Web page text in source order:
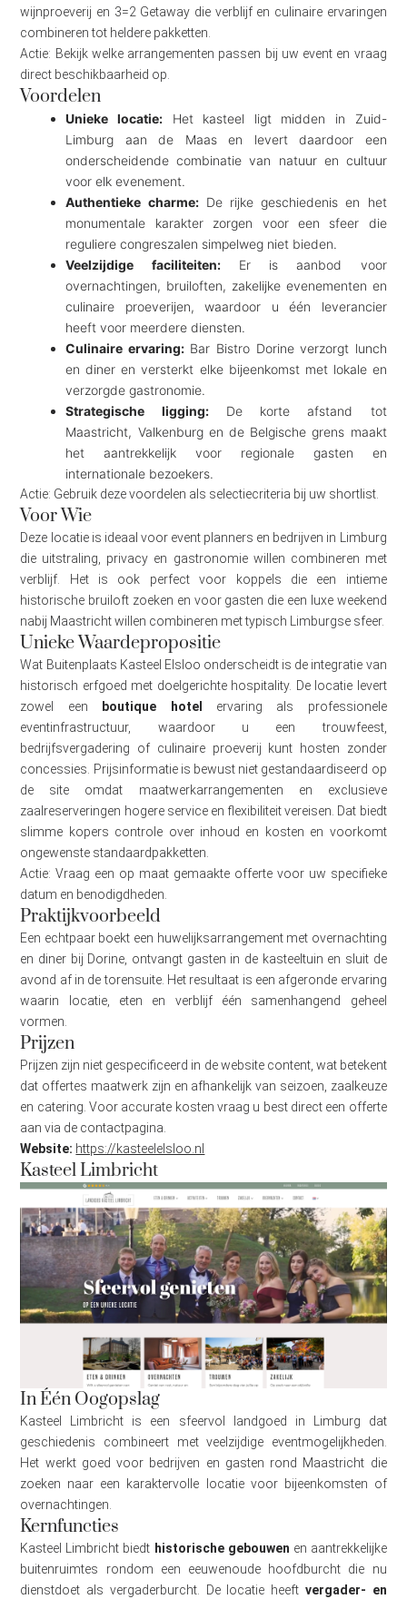
wijnproeverij en 3=2 Getaway die verblijf en culinaire ervaringen
combineren tot heldere pakketten.
Actie: Bekijk welke arrangementen passen bij uw event en vraag
direct beschikbaarheid op.
Voordelen
Unieke locatie: Het kasteel ligt midden in Zuid-
Limburg aan de Maas en levert daardoor een
onderscheidende combinatie van natuur en cultuur
voor elk evenement.
Authentieke charme:De rijke geschiedenis en het
monumentale karakter zorgen voor een sfeer die
reguliere congreszalen simpelweg niet bieden.
Veelzijdige faciliteiten:Er is aanbod voor
overnachtingen, bruiloften, zakelijke evenementen en
culinaire proeverijen, waardoor u één leverancier
heeft voor meerdere diensten.
Culinaire ervaring:Bar Bistro Dorine verzorgt lunch
en diner en versterkt elke bijeenkomst met lokale en
verzorgde gastronomie.
Strategische ligging:De korte afstand tot
Maastricht, Valkenburg en de Belgische grens maakt
het aantrekkelijk voor regionale gasten en
internationale bezoekers.
Actie: Gebruik deze voordelen als selectiecriteria bij uw shortlist.
Voor Wie
Deze locatie is ideaal voor event planners en bedrijven in Limburg
die uitstraling, privacy en gastronomie willen combineren met
verblijf. Het is ook perfect voor koppels die een intieme
historische bruiloft zoeken en voor gasten die een luxe weekend
nabij Maastricht willen combineren met typisch Limburgse sfeer.
Unieke Waardepropositie
Wat Buitenplaats Kasteel Elsloo onderscheidt is de integratie van
historisch erfgoed met doelgerichte hospitality. De locatie levert
zowel een
boutique hotel
ervaring als professionele
eventinfrastructuur, waardoor u een trouwfeest,
bedrijfsvergadering of culinaire proeverij kunt hosten zonder
concessies. Prijsinformatie is bewust niet gestandaardiseerd op
de site omdat maatwerkarrangementen en exclusieve
zaalreserveringen hogere service en flexibiliteit vereisen. Dat biedt
slimme kopers controle over inhoud en kosten en voorkomt
ongewenste standaardpakketten.
Actie: Vraag een op maat gemaakte offerte voor uw specifieke
datum en benodigdheden.
Praktijkvoorbeeld
Een echtpaar boekt een huwelijksarrangement met overnachting
en diner bij Dorine, ontvangt gasten in de kasteeltuin en sluit de
avond af in de torensuite. Het resultaat is een afgeronde ervaring
waarin locatie, eten en verblijf één samenhangend geheel
vormen.
Prijzen
Prijzen zijn niet gespecificeerd in de website content, wat betekent
dat offertes maatwerk zijn en afhankelijk van seizoen, zaalkeuze
en catering. Voor accurate kosten vraag u best direct een offerte
aan via de contactpagina.
Website: https://kasteelelsloo.nl
Kasteel Limbricht
In Één Oogopslag
Kasteel Limbricht is een sfeervol landgoed in Limburg dat
geschiedenis combineert met veelzijdige eventmogelijkheden.
Het werkt goed voor bedrijven en gasten rond Maastricht die
zoeken naar een karaktervolle locatie voor bijeenkomsten of
overnachtingen.
Kernfuncties
Kasteel Limbricht biedt historische gebouwen en aantrekkelijke
buitenruimtes rondom een eeuwenoude hoofdburcht die nu
dienstdoet als vergaderburcht. De locatie heeft vergader- en